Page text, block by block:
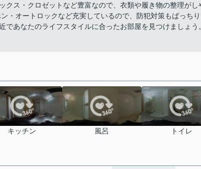
クス・クロゼットなど豊富なので、衣類や履き物の整理が
・オートロックなど充実しているので、防犯対策もばっち
であなたのライフスタイルに合ったお部屋を見つけましょ
キッチン 風呂 トイレ